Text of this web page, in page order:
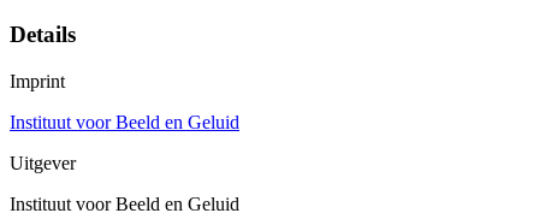
Details
Imprint
Instituut voor Beeld en Geluid
Uitgever
Instituut voor Beeld en Geluid